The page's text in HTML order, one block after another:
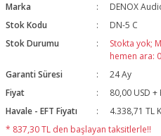
Marka
DENOX
Stok Kodu
DN-5 C
Stok Durumu
Stokta yok;
hemen ara:
Garanti Süresi
24 Ay
Fiyat
80,00 USD +
Havale - EFT Fiyatı
4.338,71 TL
* 837,30 TL den başlayan taksitlerle!!